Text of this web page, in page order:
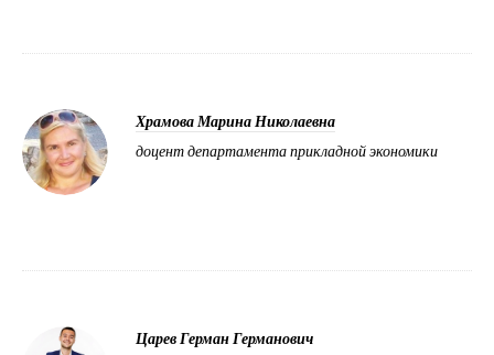
Храмова Марина Николаевна
доцент департамента прикладной экономики
Царев Герман Германович